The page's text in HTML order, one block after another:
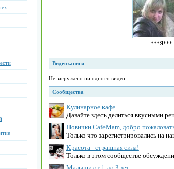
***Я***
Видеозаписи
Не загружено ни одного видео
Сообщества
Кулинарное кафе
Давайте здесь делиться вкусными
Новички CafeMam, добро
Только что зарегистрировались на
Красота - страшная сила!
Только в этом сообществе